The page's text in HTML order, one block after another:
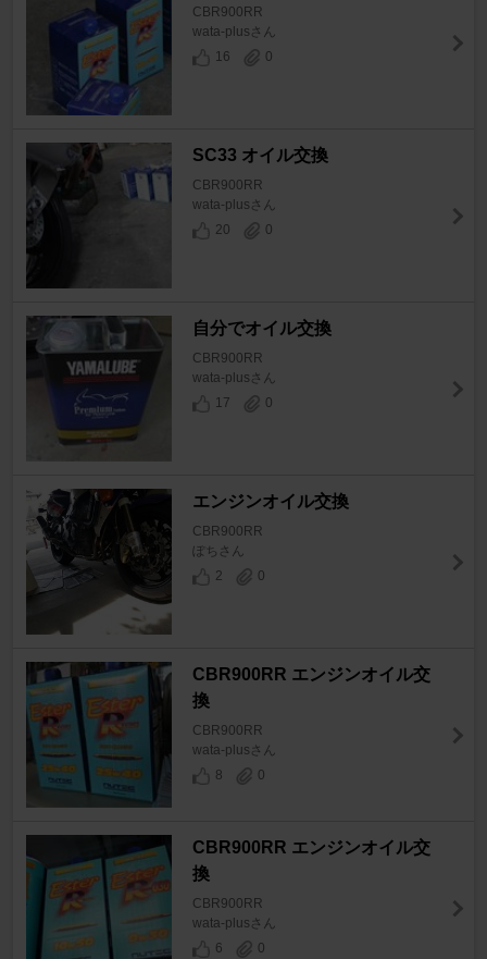
CBR900RR
wata-plusさん
16
0
SC33 オイル交換
CBR900RR
wata-plusさん
20
0
自分でオイル交換
CBR900RR
wata-plusさん
17
0
エンジンオイル交換
CBR900RR
ぽちさん
2
0
CBR900RR エンジンオイル交
換
CBR900RR
wata-plusさん
8
0
CBR900RR エンジンオイル交
換
CBR900RR
wata-plusさん
6
0